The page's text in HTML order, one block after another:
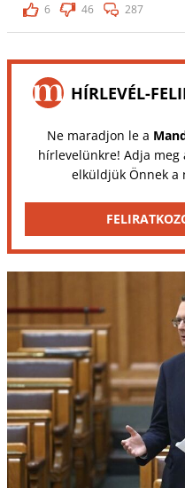
6
46 287
HÍRLEVÉL-
Ne maradjon le a
hírlevelünkre! Adja meg
elküldjük Önnek a